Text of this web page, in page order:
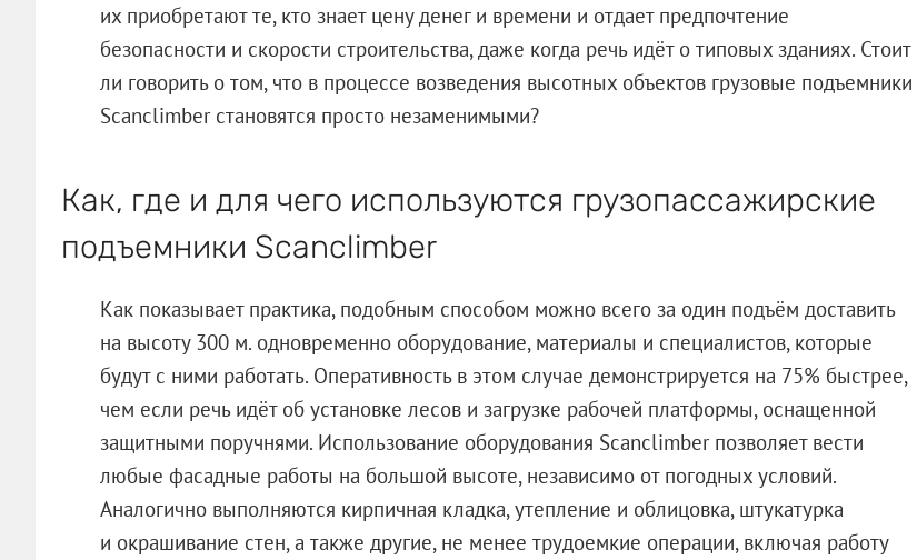
их приобретают те, кто знает цену денег и времени и отдает предпочтение
безопасности и скорости строительства, даже когда речь идёт о типовых зданиях. Стоит
ли говорить о том, что в процессе возведения высотных объектов грузовые подъемники
Scanclimber становятся просто незаменимыми?
Как, где и для чего используются грузопассажирские
подъемники Scanclimber
Как показывает практика, подобным способом можно всего за один подъём доставить
на высоту 300 м. одновременно оборудование, материалы и специалистов, которые
будут с ними работать. Оперативность в этом случае демонстрируется на 75% быстрее,
чем если речь идёт об установке лесов и загрузке рабочей платформы, оснащенной
защитными поручнями. Использование оборудования Scanclimber позволяет вести
любые фасадные работы на большой высоте, независимо от погодных условий.
Аналогично выполняются кирпичная кладка, утепление и облицовка, штукатурка
и окрашивание стен, а также другие, не менее трудоемкие операции, включая работу